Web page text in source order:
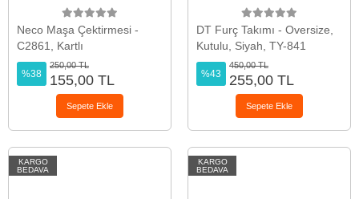
Neco Maşa Çektirmesi -
C2861, Kartlı
%38
250,00 TL
155,00 TL
Sepete Ekle
DT Furç Takımı - Oversize,
Kutulu, Siyah, TY-841
%43
450,00 TL
255,00 TL
Sepete Ekle
KARGO
BEDAVA
KARGO
BEDAVA